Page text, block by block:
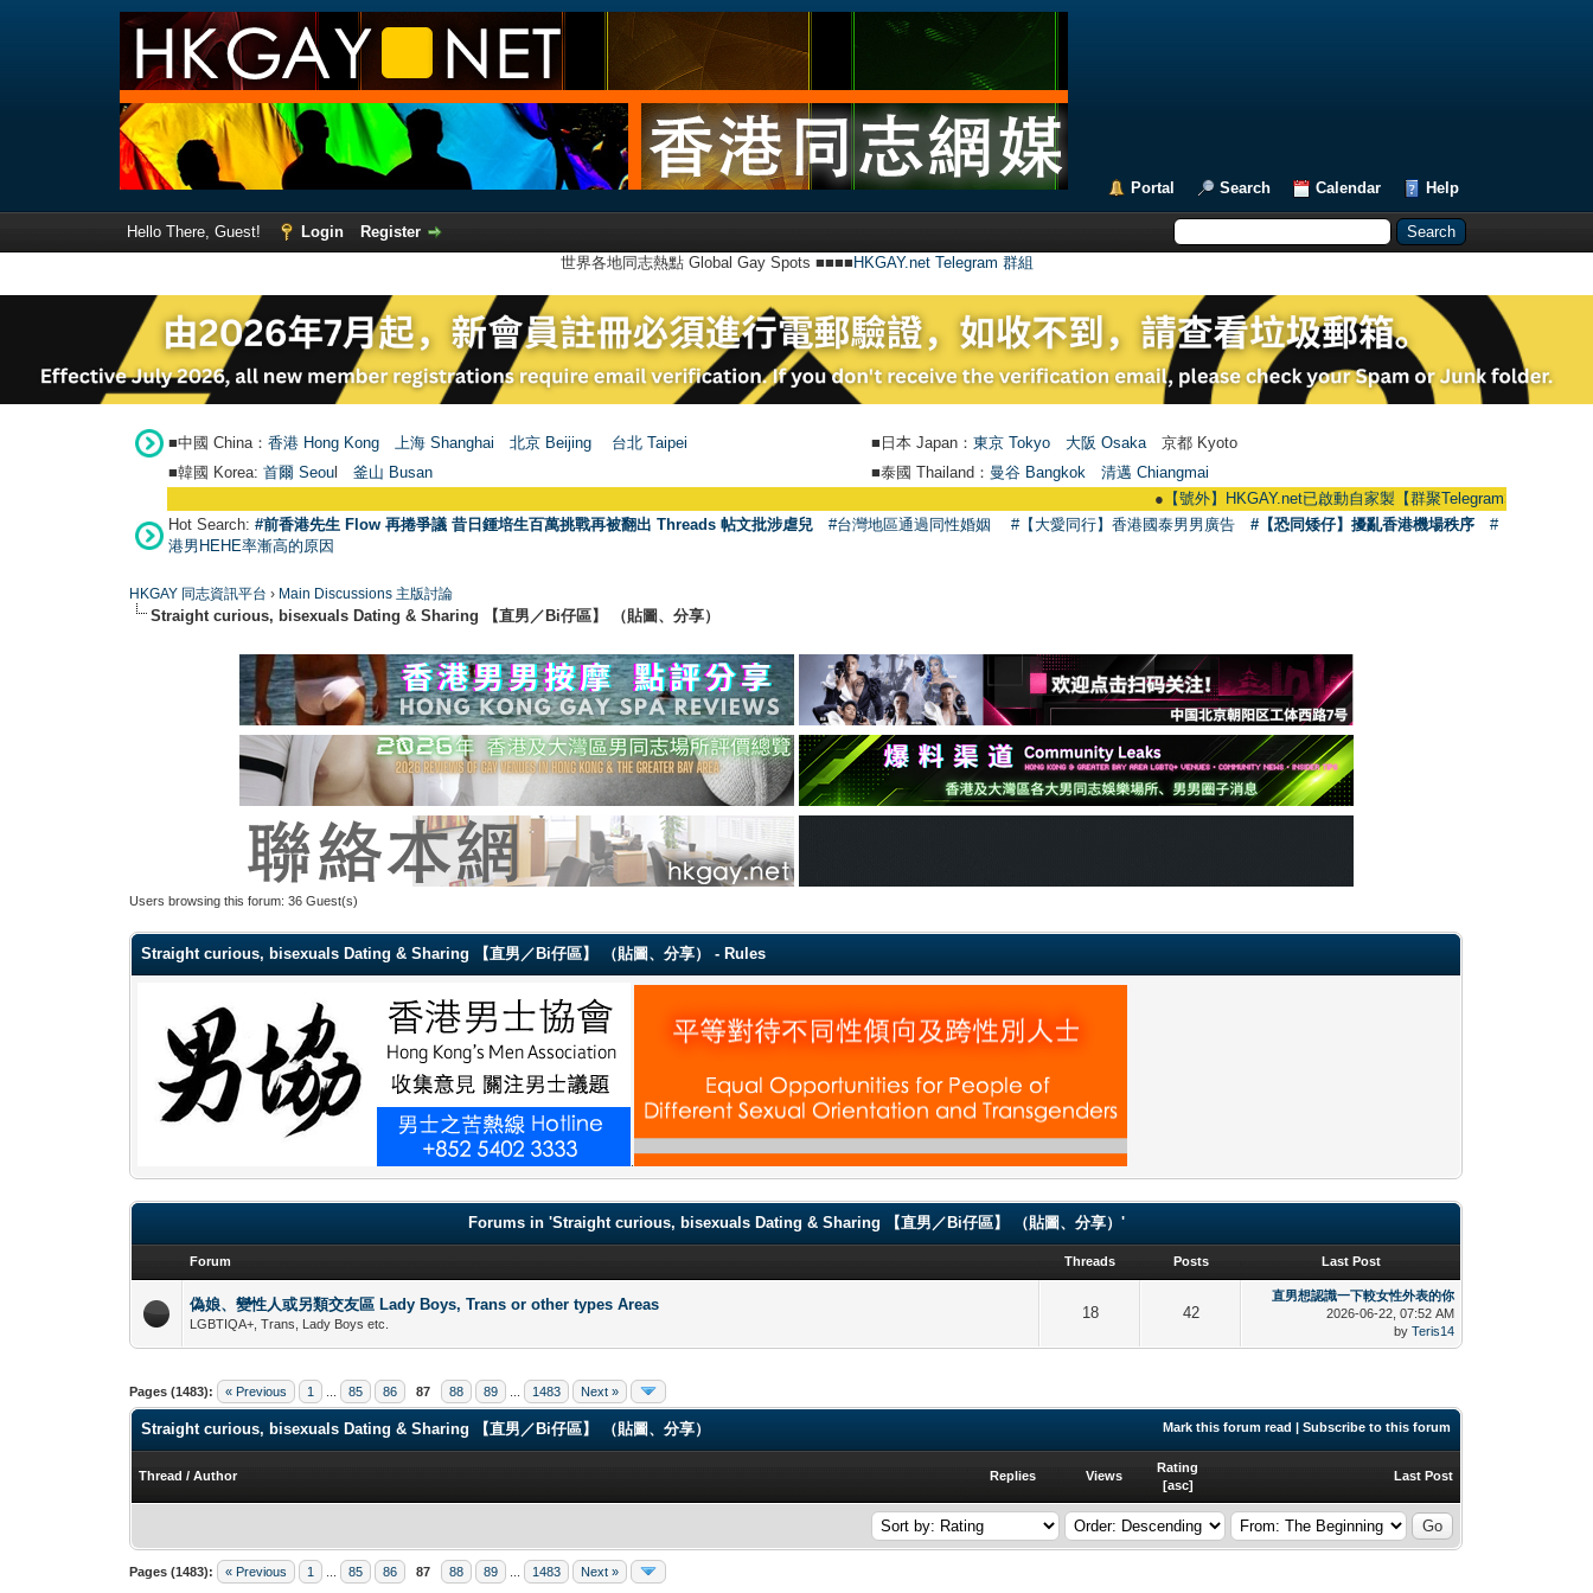
Portal Search Calendar Help
Hello There, Guest! Login
Register
世界各地同志熱點 Global Gay Spots ■■■■ HKGAY.net Telegram 群組
■中國 China： 香港 Hong Kong 上海 Shanghai 北京 Beijing 台北 Taipei ■日本 Japan： 東京 Tokyo 大阪 Osaka 京都 Kyoto
■韓國 Korea: 首爾 Seou 釜山 Busan ■泰國 Thailand： 曼谷 Bangkok
清邁 Chiangmai
【號外】HKGAY.net已啟動自家製【群聚Telegram群組】
Hot Search: #前香港先生 Flow 再捲爭議 昔日鍾培生百萬挑戰再被翻出 Threads 帖文批涉虐兒 #台灣地區通過同性婚姻 #【大愛同行】香港國泰男男廣告 #【恐同矮仔】擾亂香港機場秩序
#
港男HEHE率漸高的原因
HKGAY 同志資訊平台 › Main Discussions 主版討論
Straight curious, bisexuals Dating & Sharing 【直男／Bi仔區】 （貼圖、分享）
Users browsing this forum: 36 Guest(s)
Straight curious, bisexuals Dating & Sharing 【直男／Bi仔區】 （貼圖、分享） - Rules
Forums in 'Straight curious, bisexuals Dating & Sharing 【直男／Bi仔區】 （貼圖、分享）'
Forum Threads Posts Last Post
偽娘、變性人或另類交友區 Lady Boys, Trans or other types Areas
LGBTIQA+, Trans, Lady Boys etc.
18 42
直男想認識一下較女性外表的你
2026-06-22, 07:52 AM
byTeris14
Pages (1483): « Previous 1 85 86 87 88 89 1483 Next »
Mark this forum read |Subscribe to this forum
Straight curious, bisexuals Dating & Sharing 【直男／Bi仔區】 （貼圖、分享）
Thread /Author Replies Views
Rating
[asc]
Last Post
Pages (1483): « Previous 1 85 86 87 88 89 1483 Next »